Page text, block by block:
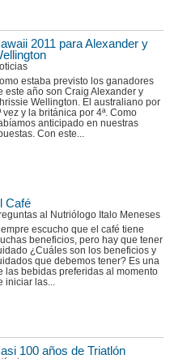
2011 para Alexander y
estaba previsto los ganadores
este año son Craig Alexander y
Wellington. El australiano por
vez y la británica por 4ª. Como
anticipado en nuestras
Con este...
Café
al Nutriólogo Italo Meneses
escucho que el café tiene
beneficios, pero hay que tener
¿Cuáles son los beneficios y
que debemos tener? Es una
las bebidas preferidas al momento
iniciar las...
100 años de Triatlón